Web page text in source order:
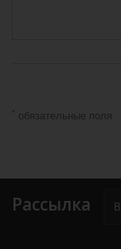
обязательные поля
Рассылка